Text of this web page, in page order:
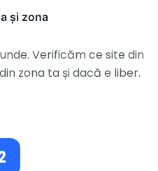
și zona
Verificăm ce site din
zona ta și dacă e liber.